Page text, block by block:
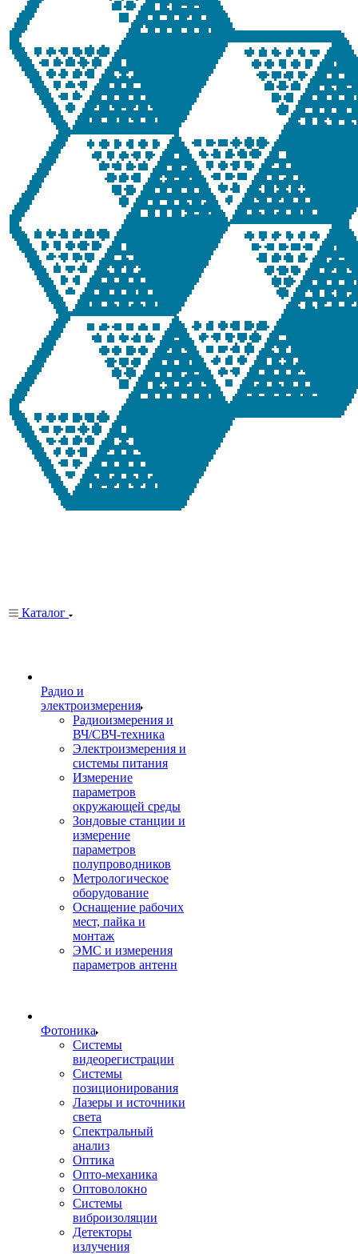
Каталог
Радио и
электроизмерения
Радиоизмерения и
ВЧ/СВЧ-техника
Электроизмерения и
системы питания
Измерение
параметров
окружающей среды
Зондовые станции и
измерение
параметров
полупроводников
Метрологическое
оборудование
Оснащение рабочих
мест, пайка и
монтаж
ЭМС и измерения
параметров антенн
Фотоника
Cистемы
видеорегистрации
Системы
позиционирования
Лазеры и источники
света
Спектральный
анализ
Оптика
Опто-механика
Оптоволокно
Системы
виброизоляции
Детекторы
излучения